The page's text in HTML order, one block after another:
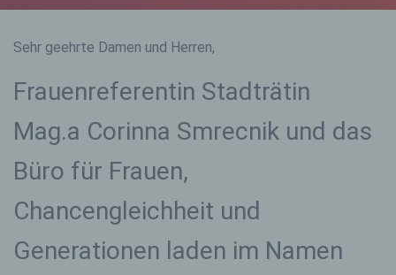
Sehr geehrte Damen und Herren,
Frauenreferentin Stadträtin
Mag.a Corinna Smrecnik und das
Büro für Frauen,
Chancengleichheit und
Generationen laden im Namen